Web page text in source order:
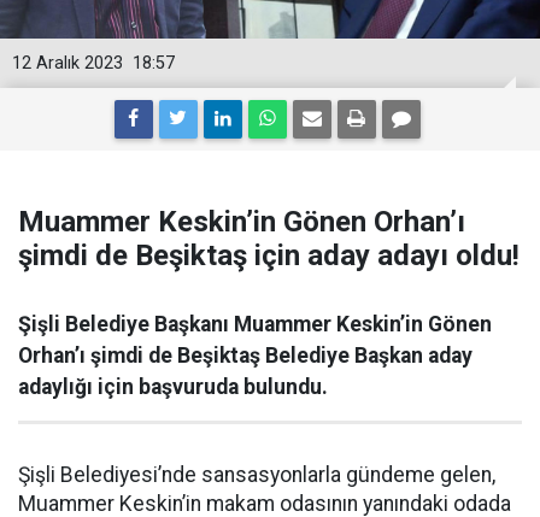
18:57
12 Aralık 2023
Muammer Keskin’in Gönen Orhan’ı
şimdi de Beşiktaş için aday adayı oldu!
Şişli Belediye Başkanı Muammer Keskin’in Gönen
Orhan’ı şimdi de Beşiktaş Belediye Başkan aday
adaylığı için başvuruda bulundu.
Şişli Belediyesi’nde sansasyonlarla gündeme gelen,
Muammer Keskin’in makam odasının yanındaki odada